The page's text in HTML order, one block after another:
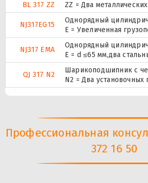
BL 317 ZZ
ZZ = Два
NJ317EG15
Однорядный
E = Увеличенная
NJ317 EMA
Однорядный
E = d ≤65 мм,два
QJ 317 N2
Шарикоподшипник с
N2 = Два
Профессиональная
372 16 50